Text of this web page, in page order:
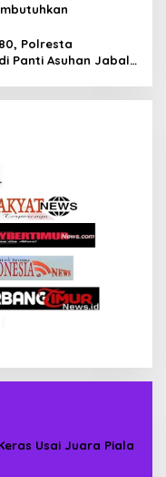
Polresta
Panti Asuhan Jabal
Usai Juara Piala